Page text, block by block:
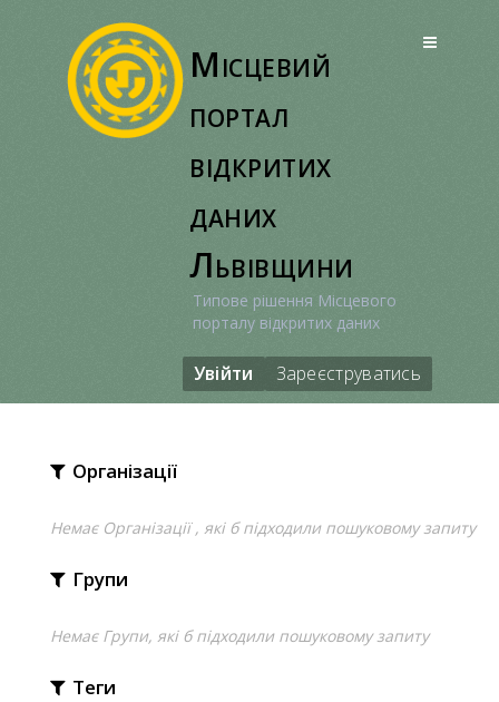
Місцевий
портал
відкритих
даних
Львівщини
Типове рішення Місцевого
порталу відкритих даних
Увійти Зареєструватись
Організації
Немає Організації , які б підходили пошуковому запиту
Групи
Немає Групи, які б підходили пошуковому запиту
Теги